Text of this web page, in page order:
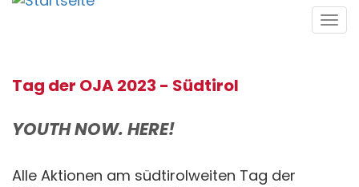
Direkt
Tag der OJA 2023 - Südtirol
YOUTH NOW. HERE!
Alle Aktionen am südtirolweiten Tag der